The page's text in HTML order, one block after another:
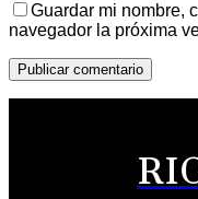
Guardar mi nombre,
navegador la próxima